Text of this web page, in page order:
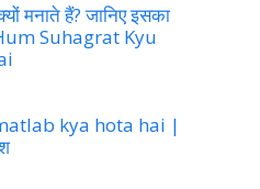
मनाते हैं? जानिए इसका
Suhagrat Kyu
kya hota hai |